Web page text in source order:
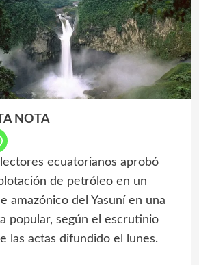
NOTA
ecuatorianos aprobó
de petróleo en un
amazónico del Yasuní en una
popular, según el escrutinio
las actas difundido el lunes.